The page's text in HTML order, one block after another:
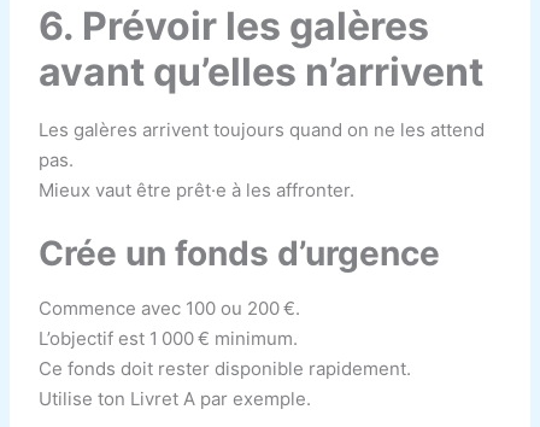
6. Prévoir les galères
avant qu’elles n’arrivent
Les galères arrivent toujours quand on ne les attend
pas.
Mieux vaut être prêt·e à les affronter.
Crée un fonds d’urgence
Commence avec 100 ou 200 €.
L’objectif est 1 000 € minimum.
Ce fonds doit rester disponible rapidement.
Utilise ton Livret A par exemple.